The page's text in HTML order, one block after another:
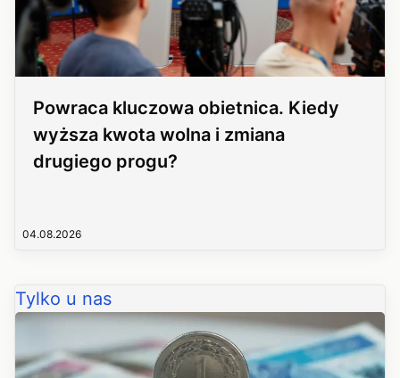
Powraca kluczowa obietnica. Kiedy
wyższa kwota wolna i zmiana
drugiego progu?
04.08.2026
Tylko u nas